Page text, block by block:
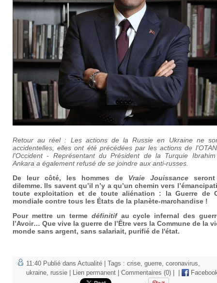
Retour au réel : Les actions de la Russie en Ukraine ne
accidentelles, elles ont été précédées par les actions de
l'Occident - Représentant du Président de la Turquie Ibrahim
Ankara a également refusé de se joindre aux anti-russes.
De leur côté, les hommes de Vraie Jouissance
dilemme. Ils savent qu’il n’y a qu’un chemin vers
toute exploitation et de toute aliénation : la Guerre de
mondiale contre tous les États de la planète-marchandise !
Pour mettre un terme définitifau cycle infernal des
l’Avoir… Que vive la guerre de l’Être vers la Commune de la
monde sans argent, sans salariait, purifié de l'état.
11:40 Publié dans Actualité | Tags : crise, guerre, coronavirus,
ukraine, russie Lien permanent Commentaires (0)